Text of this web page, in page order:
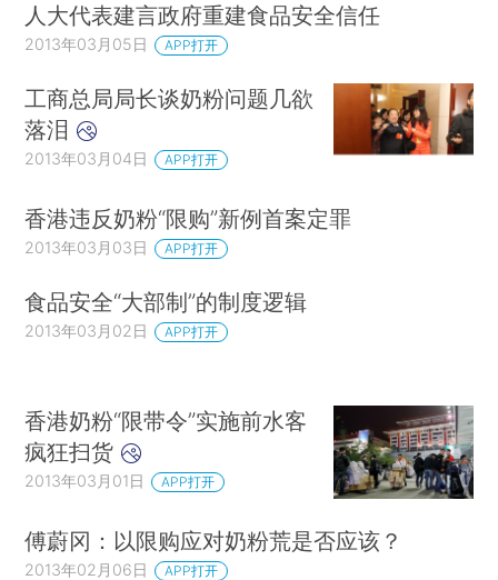
人大代表建言政府重建食品安全信任
2013年03月05日 APP打开
工商总局局长谈奶粉问题几欲
落泪
2013年03月04日 APP打开
香港违反奶粉“限购”新例首案定罪
2013年03月03日 APP打开
食品安全“大部制”的制度逻辑
2013年03月02日 APP打开
香港奶粉“限带令”实施前水客
疯狂扫货
2013年03月01日 APP打开
傅蔚冈：以限购应对奶粉荒是否应该？
2013年02月06日 APP打开